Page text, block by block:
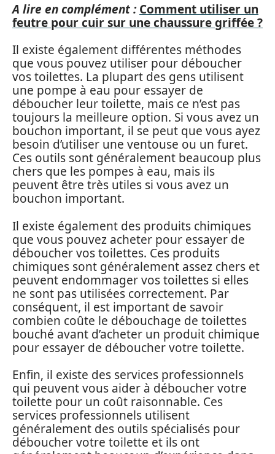
A lire en complément : Comment utiliser un
feutre pour cuir sur une chaussure griffée ?
Il existe également différentes méthodes
que vous pouvez utiliser pour déboucher
vos toilettes. La plupart des gens utilisent
une pompe à eau pour essayer de
déboucher leur toilette, mais ce n’est pas
toujours la meilleure option. Si vous avez un
bouchon important, il se peut que vous ayez
besoin d’utiliser une ventouse ou un furet.
Ces outils sont généralement beaucoup plus
chers que les pompes à eau, mais ils
peuvent être très utiles si vous avez un
bouchon important.
Il existe également des produits chimiques
que vous pouvez acheter pour essayer de
déboucher vos toilettes. Ces produits
chimiques sont généralement assez chers et
peuvent endommager vos toilettes si elles
ne sont pas utilisées correctement. Par
conséquent, il est important de savoir
combien coûte le débouchage de toilettes
bouché avant d’acheter un produit chimique
pour essayer de déboucher votre toilette.
Enfin, il existe des services professionnels
qui peuvent vous aider à déboucher votre
toilette pour un coût raisonnable. Ces
services professionnels utilisent
généralement des outils spécialisés pour
déboucher votre toilette et ils ont